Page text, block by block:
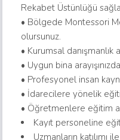
Rekabet Üstünlüğü
• Bölgede Montessori
olursunuz.
• Kurumsal danışmanlık
• Uygun bina
• Profesyonel insan
• İdarecilere yönelik
• Öğretmenlere eğitim
Kayıt personeline
Uzmanların katılımı